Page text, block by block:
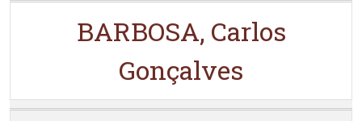
BARBOSA, Carlos
Gonçalves